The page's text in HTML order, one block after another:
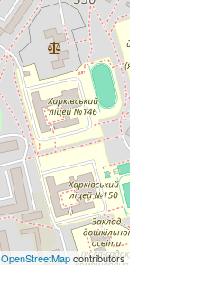
OpenStreetMapcontributors